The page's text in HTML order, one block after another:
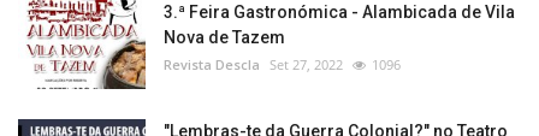
3.ª Feira Gastronómica - Alambicada de Vila
Nova de Tazem
Revista Descla Set 27, 2022 1096
"Lembras-te da Guerra Colonial?" no Teatro